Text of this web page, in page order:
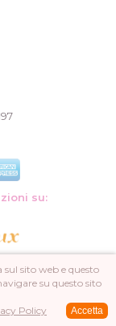
su:
P. IVA 02521560827
sito web e questo
su questo sito
Policy
Accetta